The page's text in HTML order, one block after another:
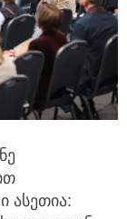
ასეთია: